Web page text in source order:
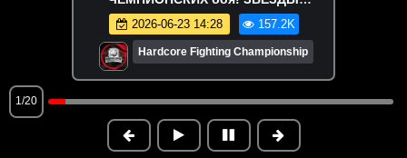
ХАРДКОРА! ABC Stand Up!
2026-06-23 14:28 157.2K
Hardcore Fighting Championship
1/20